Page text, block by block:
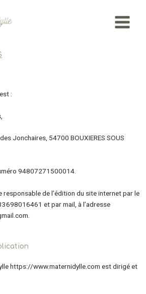
Menu
:
Jonchaires, 54700 BOUXIERES SOUS
94807271500014.
de l’édition du site internet par le
et par mail, à l’adresse
https://www.maternidylle.com est dirigé et